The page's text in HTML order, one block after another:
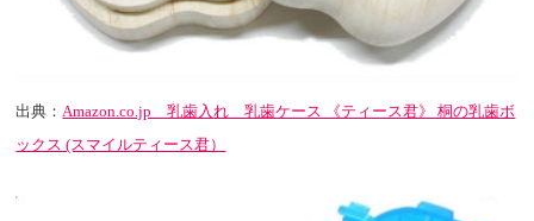
出典： Amazon.co.jp 乳歯入れ 乳歯ケース 《ティース君》 桐の乳歯ボ
ックス (スマイルティース君）